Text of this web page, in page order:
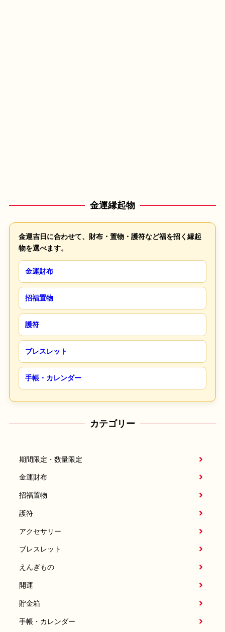
金運縁起物
金運吉日に合わせて、財布・置物・護符など福を招く縁起
物を選べます。
金運財布
招福置物
護符
ブレスレット
手帳・カレンダー
カテゴリー
期間限定・数量限定
金運財布
招福置物
護符
アクセサリー
ブレスレット
えんぎもの
開運
貯金箱
手帳・カレンダー